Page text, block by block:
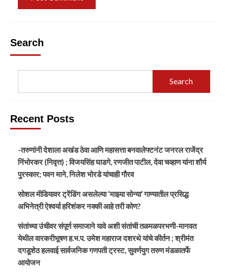
Search
Search
Recent Posts
-तरुणांनी देशाला अखंड ठेवा आणि महासत्ता बनवालेफ्टनंट जनरल राजेंद्र
निंभोरकर (निवृत्त) ; विजयसिंह घाडगे, रणजीत पाटील, देवा चव्हाण यांना शौर्य
पुरस्कार; पवन माने, निलेश भोरडे यांचाही गौरव
सोशल मीडियावर ट्रेंडिंग असलेल्या ‘माझ्या सोन्या’ गाण्यातील प्रसिद्ध
अभिनेत्री ऐश्वर्या हरिशंकर नक्की आहे तरी कोण?
संतांच्या उंचीवर संपूर्ण समाजाने यावे अशी संतांची तळमळपरभणी-मानवत
येथील वारकरीभूषण ह.भ.प. उमेश महाराज दशरथे यांचे कीर्तन ; श्रीमंत
दगडूशेठ हलवाई सार्वजनिक गणपती ट्रस्ट, सुवर्णयुग तरुण मंडळातर्फे
आयोजन